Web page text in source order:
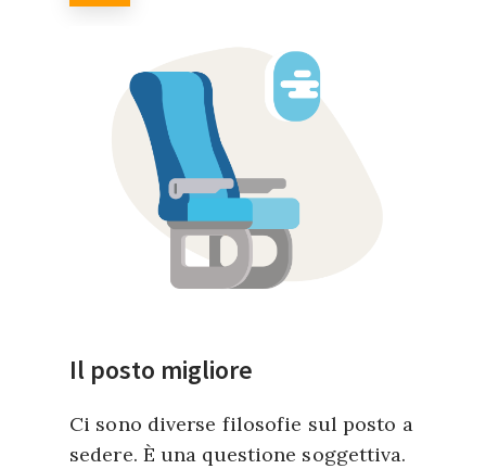
Il posto migliore
Ci sono diverse filosofie sul posto a
sedere. È una questione soggettiva.